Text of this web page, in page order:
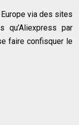
via des sites
qu’Aliexpress par
faire confisquer le